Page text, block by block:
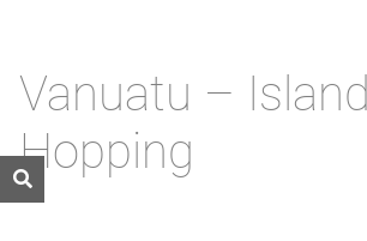
Vanuatu – Island
Hopping